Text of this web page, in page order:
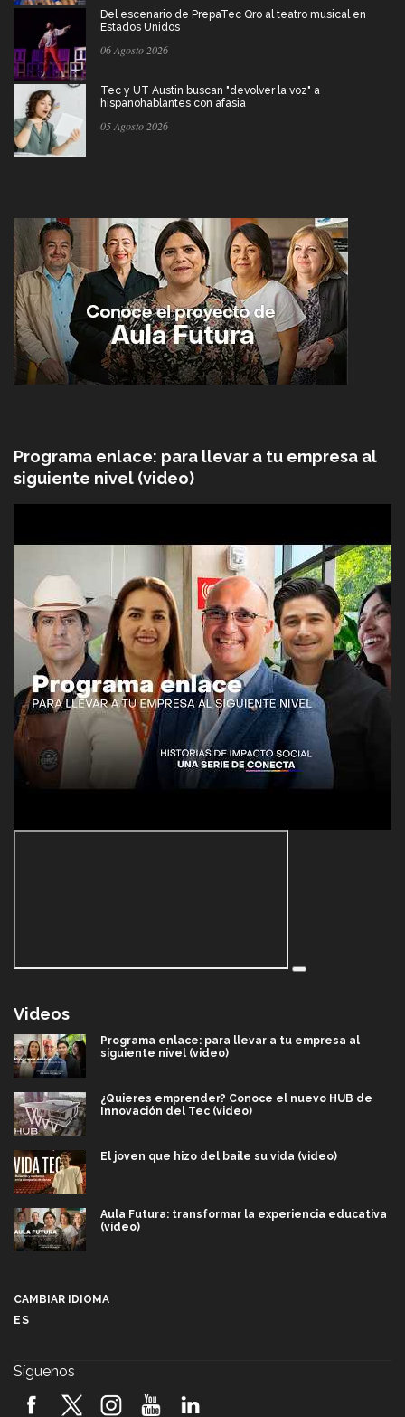
Del escenario de PrepaTec Qro al teatro musical en
Estados Unidos
06 Agosto 2026
Tec y UT Austin buscan "devolver la voz" a
hispanohablantes con afasia
05 Agosto 2026
Programa enlace: para llevar a tu empresa al
siguiente nivel (video)
Videos
Programa enlace: para llevar a tu empresa al
siguiente nivel (video)
¿Quieres emprender? Conoce el nuevo HUB de
Innovación del Tec (video)
El joven que hizo del baile su vida (video)
Aula Futura: transformar la experiencia educativa
(video)
2026! (video)
CAMBIAR IDIOMA
ES
Síguenos